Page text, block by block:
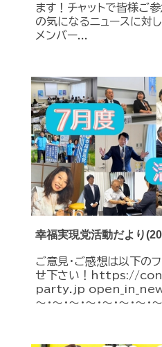
ます！チャットで皆様ご
の気になるニュースに対
メンバー...
幸福実現党活動だより
ご意見・ご感想は以下の
せ下さい！https://
party.jp open_in_new ～
～・～・～・～・～・～・～・